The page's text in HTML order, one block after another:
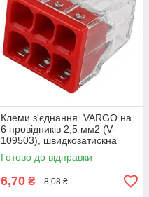
Клеми з'єднання. VARGO на
6 провідників 2,5 мм2 (V-
109503), швидкозатискна
клема для електропроводки
Готово до відправки
6,70 ₴ 8,08 ₴